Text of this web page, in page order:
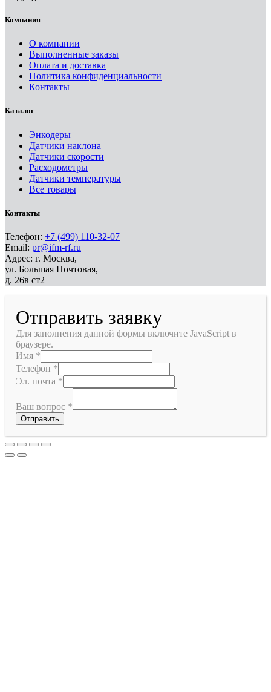
Компания
О компании
Выполненные заказы
Оплата и доставка
Политика конфиденциальности
Контакты
Каталог
Энкодеры
Датчики наклона
Датчики скорости
Расходометры
Датчики температуры
Все товары
Контакты
Телефон: +7 (499) 110-32-07
Email: pr@ifm-rf.ru
Адрес: г. Москва,
ул. Большая Почтовая,
д. 26в ст2
Отправить заявку
Для заполнения данной формы включите JavaScript в
браузере.
Имя *
Телефон *
Эл. почта *
Ваш вопрос *
Отправить